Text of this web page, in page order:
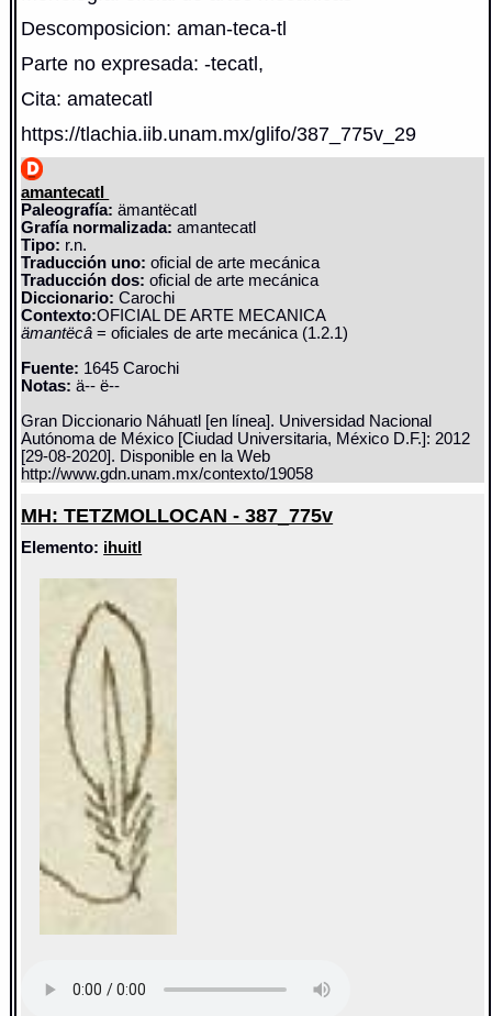
Descomposicion: aman-teca-tl
Parte no expresada: -tecatl,
Cita: amatecatl
https://tlachia.iib.unam.mx/glifo/387_775v_29
amantecatl
Paleografía: ämantëcatl
Grafía normalizada: amantecatl
Tipo: r.n.
Traducción uno: oficial de arte mecánica
Traducción dos: oficial de arte mecánica
Diccionario:Carochi
Contexto:OFICIAL DE ARTE MECANICA
ämantëcâ= oficiales de arte mecánica (1.2.1)
Fuente: 1645 Carochi
Notas: ä-- ë--
Gran Diccionario Náhuatl [en línea]. Universidad Nacional
Autónoma de México [Ciudad Universitaria, México D.F.]: 2012
[29-08-2020]. Disponible en la Web
http://www.gdn.unam.mx/contexto/19058
MH: TETZMOLLOCAN - 387_775v
Elemento: ihuitl